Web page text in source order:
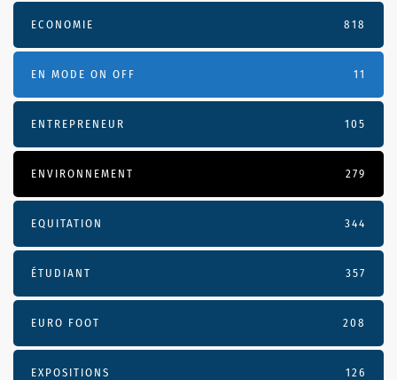
ECONOMIE 818
EN MODE ON OFF 11
ENTREPRENEUR 105
ENVIRONNEMENT 279
EQUITATION 344
ÉTUDIANT 357
EURO FOOT 208
EXPOSITIONS 126